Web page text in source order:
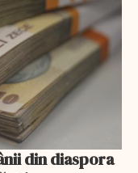
din diaspora